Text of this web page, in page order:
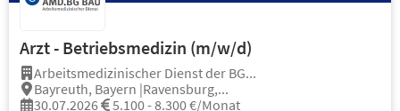
Arzt - Betriebsmedizin (m/w/d)
Arbeitsmedizinischer Dienst der BG...
Bayreuth, Bayern |Ravensburg,...
30.07.2026
5.100 - 8.300 €/Monat